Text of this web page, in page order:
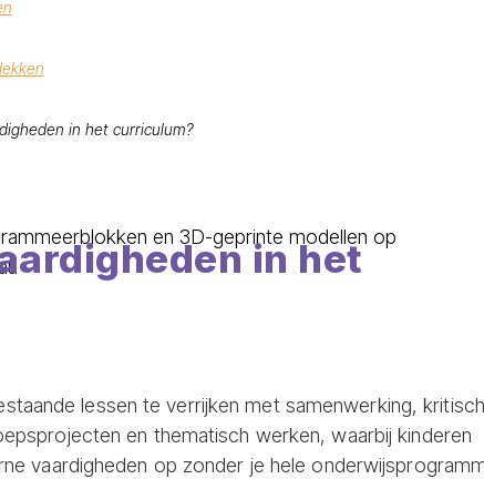
in het curriculum?
in het
lessen te verrijken met samenwerking, kritisch
en thematisch werken, waarbij kinderen
vaardigheden op zonder je hele